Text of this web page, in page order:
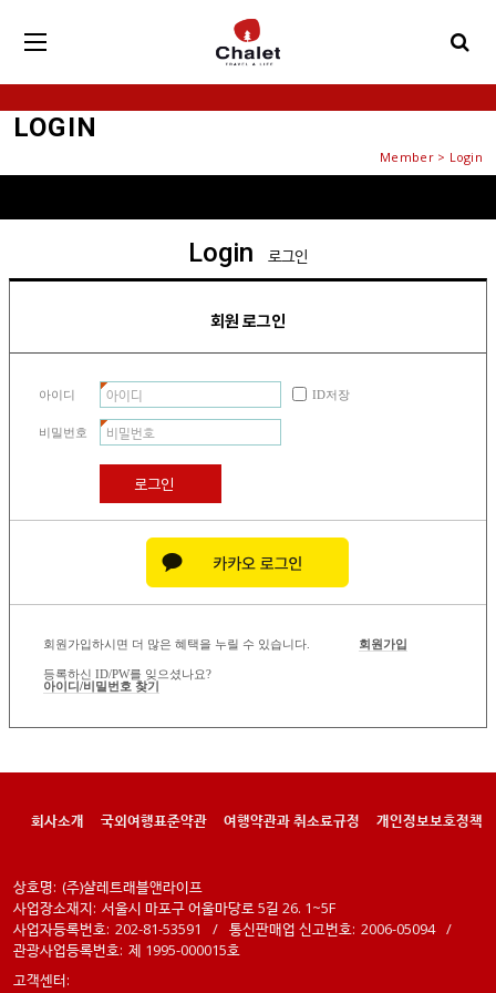
LOGIN
Member > Login
Login 로그인
회원 로그인
아이디 ID저장
비밀번호
로그인
회원가입하시면 더 많은 혜택을 누릴 수 있습니다. 회원가입
등록하신 ID/PW를 잊으셨나요?
아이디/비밀번호 찾기
회사소개 국외여행표준약관 여행약관과 취소료규정 개인정보보호정책
상호명: (주)샬레트래블앤라이프
사업장소재지: 서울시 마포구 어울마당로 5길 26. 1~5F
사업자등록번호: 202-81-53591 / 통신판매업 신고번호: 2006-05094 /
관광사업등록번호: 제 1995-000015호
고객센터: